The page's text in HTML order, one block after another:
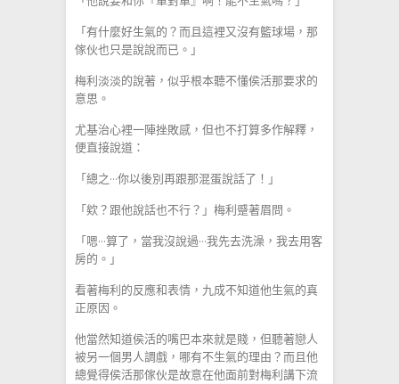
「有什麼好生氣的？而且這裡又沒有籃球場，那
傢伙也只是說說而已。」
梅利淡淡的說著，似乎根本聽不懂侯活那要求的
意思。
尤基治心裡一陣挫敗感，但也不打算多作解釋，
便直接說道：
「總之···你以後別再跟那混蛋說話了！」
「欸？跟他說話也不行？」梅利蹙著眉問。
「嗯···算了，當我沒說過···我先去洗澡，我去用客
房的。」
看著梅利的反應和表情，九成不知道他生氣的真
正原因。
他當然知道侯活的嘴巴本來就是賤，但聽著戀人
被另一個男人調戲，哪有不生氣的理由？而且他
總覺得侯活那傢伙是故意在他面前對梅利講下流